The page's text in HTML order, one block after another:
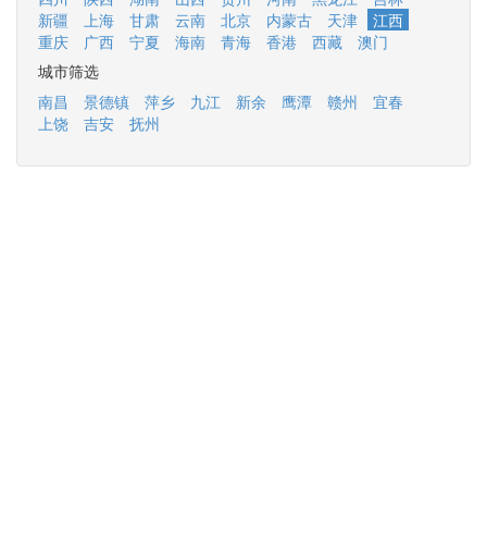
新疆
上海 甘肃 云南 北京 内蒙古 天津
江西
重庆
广西 宁夏 海南 青海 香港 西藏
澳门
城市筛选
南昌
景德镇 萍乡 九江 新余 鹰潭 赣州
宜春
上饶
吉安 抚州